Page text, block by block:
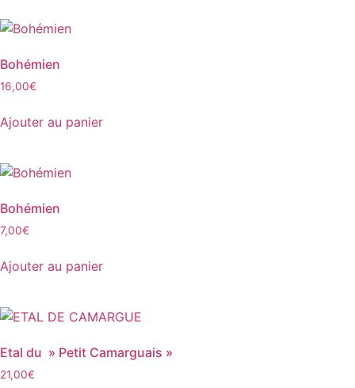
Bohémien
16,00€
Ajouter au panier
Bohémien
7,00€
Ajouter au panier
Etal du » Petit Camarguais »
21,00€